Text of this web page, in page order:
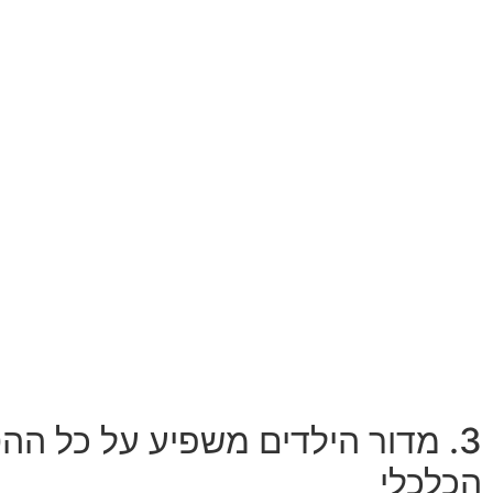
3. מדור הילדים משפיע על כל
הכלכלי